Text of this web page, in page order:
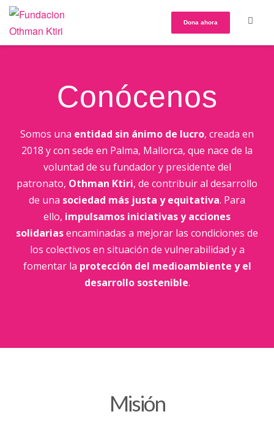
Dona ahora
Conócenos
Somos una entidad sin ánimo de lucro, creada en
2018 y con sede en Palma, Mallorca, que nace de la
voluntad de su fundador y presidente del
patronato, Othman Ktiri, de contribuir al desarrollo
de una sociedad más justa y equitativa. Para
ello, impulsamos iniciativas y acciones
solidariasencaminadas a mejorar las condiciones de
los colectivos en situación de vulnerabilidad y a
fomentar la protección del medioambiente y el
desarrollo sostenible.
Misión